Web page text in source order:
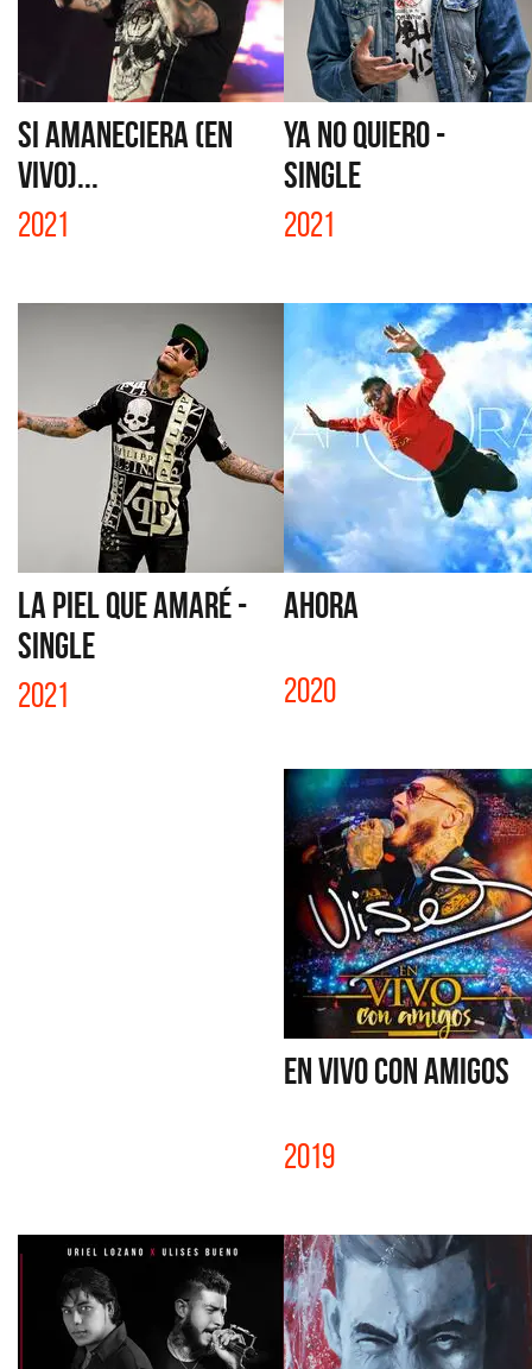
SI AMANECIERA (EN
VIVO)...
2021
YA NO QUIERO -
SINGLE
2021
LA PIEL QUE AMARÉ -
SINGLE
2021
AHORA
2020
EN VIVO CON AMIGOS
2019